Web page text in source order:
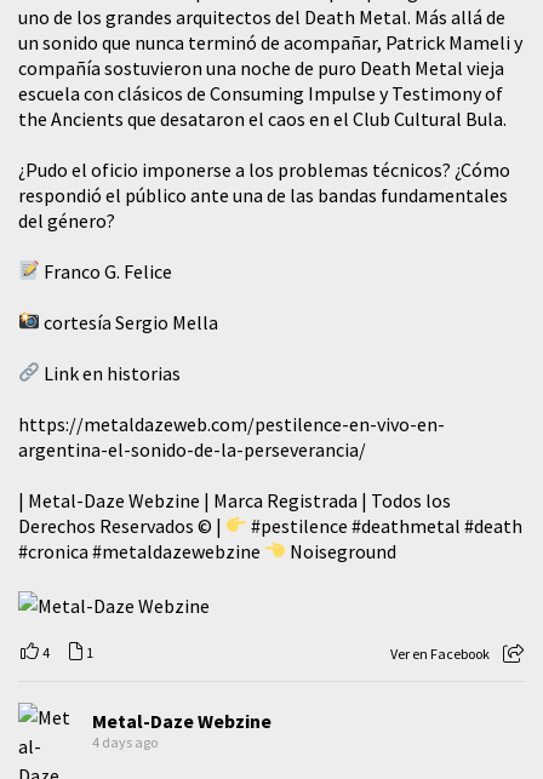
uno de los grandes arquitectos del Death Metal. Más allá de
un sonido que nunca terminó de acompañar, Patrick Mameli y
compañía sostuvieron una noche de puro Death Metal vieja
escuela con clásicos de Consuming Impulse y Testimony of
the Ancients que desataron el caos en el Club Cultural Bula.
¿Pudo el oficio imponerse a los problemas técnicos? ¿Cómo
respondió el público ante una de las bandas fundamentales
del género?
Franco G. Felice
cortesía Sergio Mella
Link en historias
https://metaldazeweb.com/pestilence-en-vivo-en-
argentina-el-sonido-de-la-perseverancia/
| Metal-Daze Webzine | Marca Registrada | Todos los
Derechos Reservados © |
#pestilence #deathmetal #death
#cronica #metaldazewebzine Noiseground
4 1 Ver en Facebook
Metal-Daze Webzine
4 days ago